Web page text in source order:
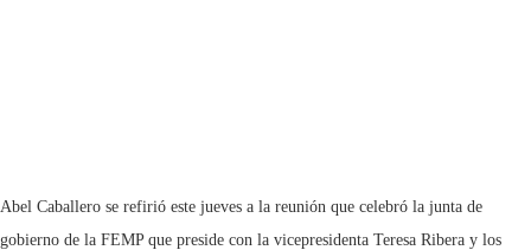
Abel Caballero se refirió este jueves a la reunión que celebró la junta de
gobierno de la FEMP que preside con la vicepresidenta Teresa Ribera y los